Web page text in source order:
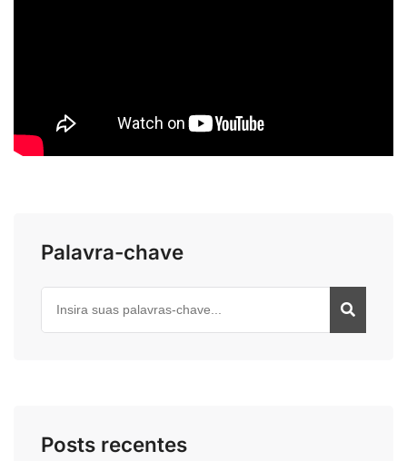
Palavra-chave
Posts recentes